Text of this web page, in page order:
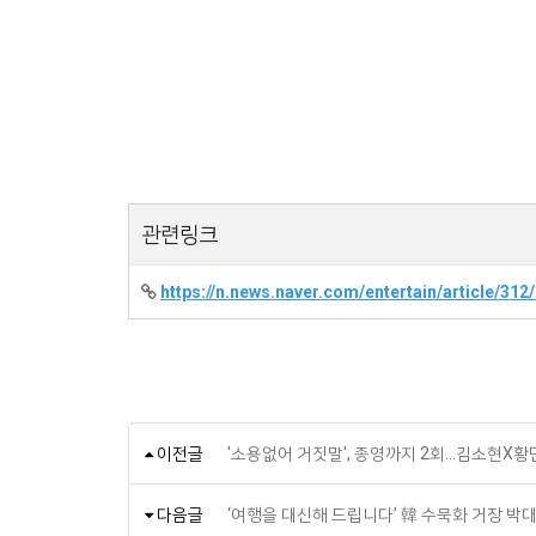
관련링크
https://n.news.naver.com/entertain/article/312/
이전글 '소용없어 거짓말', 종영까지 2회...김소현X황
다음글 ‘여행을 대신해 드립니다’ 韓 수묵화 거장 박